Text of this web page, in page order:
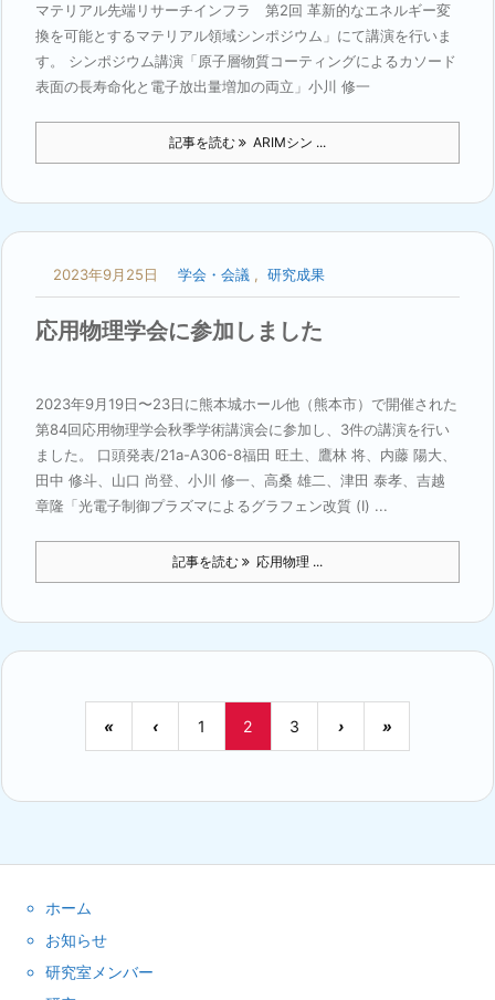
マテリアル先端リサーチインフラ 第2回 革新的なエネルギー変
換を可能とするマテリアル領域シンポジウム」にて講演を行いま
す。 シンポジウム講演「原子層物質コーティングによるカソード
表面の長寿命化と電子放出量増加の両立」小川 修一
記事を読む ARIMシン ...
2023年9月25日 学会・会議 , 研究成果
応用物理学会に参加しました
2023年9月19日〜23日に熊本城ホール他（熊本市）で開催された
第84回応用物理学会秋季学術講演会に参加し、3件の講演を行い
ました。 口頭発表/21a-A306-8福⽥ 旺⼟、鷹林 将、内藤 陽⼤、
⽥中 修⽃、⼭⼝ 尚登、⼩川 修⼀、⾼桑 雄⼆、津⽥ 泰孝、吉越
章隆「光電⼦制御プラズマによるグラフェン改質 (I) ...
記事を読む 応用物理 ...
« ‹ 1 2 3 › »
ホーム
お知らせ
研究室メンバー